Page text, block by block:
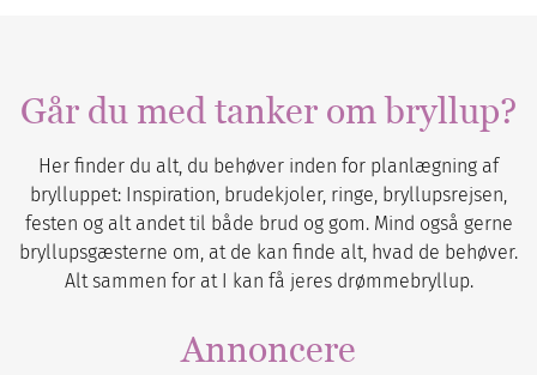
Går du med tanker om bryllup?
Her finder du alt, du behøver inden for planlægning af
brylluppet: Inspiration, brudekjoler, ringe, bryllupsrejsen,
festen og alt andet til både brud og gom. Mind også gerne
bryllupsgæsterne om, at de kan finde alt, hvad de behøver.
Alt sammen for at I kan få jeres drømmebryllup.
Annoncere